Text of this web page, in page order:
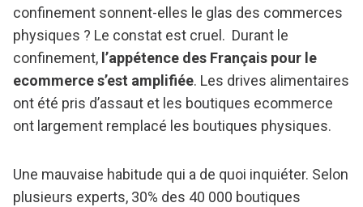
confinement sonnent-elles le glas des commerces
physiques ? Le constat est cruel. Durant le
confinement, l’appétence des Français pour le
ecommerce s’est amplifiée. Les drives alimentaires
ont été pris d’assaut et les boutiques ecommerce
ont largement remplacé les boutiques physiques.
Une mauvaise habitude qui a de quoi inquiéter. Selon
plusieurs experts, 30% des 40 000 boutiques